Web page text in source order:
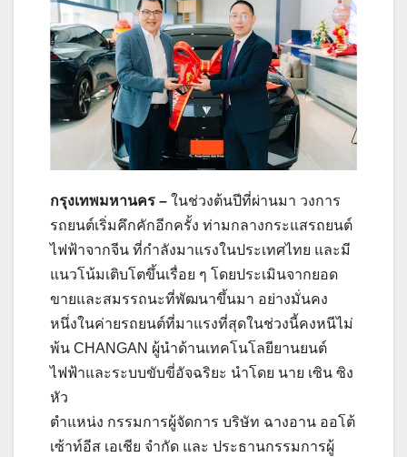
กรุงเทพมหานคร – ในช่วงต้นปีที่ผ่านมา วงการ
รถยนต์เริ่มคึกคักอีกครั้ง ท่ามกลางกระแสรถยนต์
ไฟฟ้าจากจีน ที่กำลังมาแรงในประเทศไทย และมี
แนวโน้มเติบโตขึ้นเรื่อย ๆ โดยประเมินจากยอด
ขายและสมรรถนะที่พัฒนาขึ้นมา อย่างมั่นคง
หนึ่งในค่ายรถยนต์ที่มาแรงที่สุดในช่วงนี้คงหนีไม่
พ้น CHANGAN ผู้นำด้านเทคโนโลยียานยนต์
ไฟฟ้าและระบบขับขี่อัจฉริยะ นำโดย นาย เซิน ซิง
หัว
ตำแหน่ง กรรมการผู้จัดการ บริษัท ฉางอาน ออโต้
เซ้าท์อีส เอเชีย จำกัด และ ประธานกรรมการผู้